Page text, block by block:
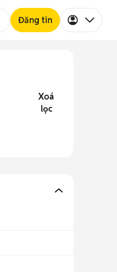
Đăng tin
Xoá
lọc